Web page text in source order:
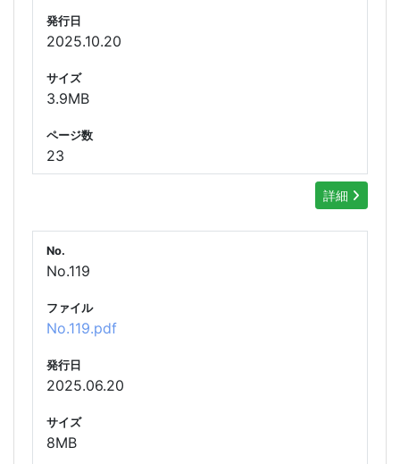
発行日
2025.10.20
サイズ
3.9MB
ページ数
23
詳細
No.
No.119
ファイル
No.119.pdf
発行日
2025.06.20
サイズ
8MB